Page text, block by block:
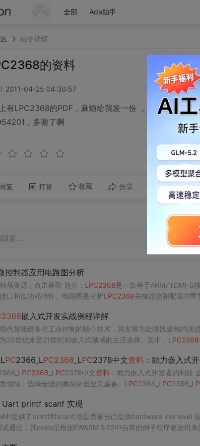
全部 Ada助手
帖子详情
的资料
2011-04-25 04:30:57
有LPC2368的PDF，麻烦给我发一份 ，中文的更好 感
，多谢了啊
回复 打赏 收藏 分享 转发到动态
回复…
控制器应用电路图分析
本文还有配套的精品资源，点击获取 简介：L PC2368是一款基于ARM7TDMI-S
口和低功耗特性。电路图是分析L PC2368关键连接和配置的
2368嵌入式开发实战例程详解
代智能设备与工业控制的核心技术，其发展与处理器架构的演
20世纪末至21世纪初嵌入式领域的主流选择。其中，L PC2368
入式系统开发的基本流程。
PC2366_LPC2368 _LPC2378中文资料 ：助力嵌入式
PC2368 _L PC2378中文资料：助力嵌入式开发者的利器
领域，选择合适的微控制器至关重要。L PC2364_L PC2366_L
Uart printf scanf 实现
中提供了printf和scanf,但是需要自己提供hardware low level
试通过，其code是根据EWARM 5.10中自带的例子程序更改得来